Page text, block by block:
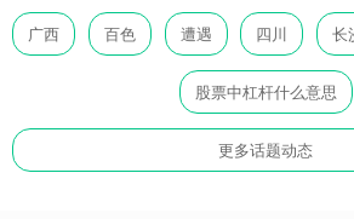
广西 百色 遭遇 四川 长
股票中杠杆什么意思
更多话题动态